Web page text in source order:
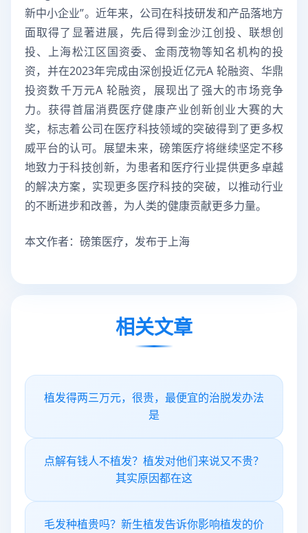
新中小企业”。近年来，公司在科技研发和产品落地方
面取得了显著进展，先后得到金沙江创投、联想创
投、上海松江区国资委、金雨茂物等知名机构的投
资，并在2023年完成由深创投近亿元A 轮融资、华鼎
投资数千万元A 轮融资，展现出了强大的市场竞争
力。获得首届消费医疗健康产业创新创业大赛的大
奖，标志着公司在医疗科技领域的突破得到了更多权
威平台的认可。展望未来，磅策医疗将继续坚定不移
地致力于科技创新，为患者和医疗行业提供更多卓越
的解决方案，实现更多医疗科技的突破，以推动行业
的不断进步和改善，为人类的健康贡献更多力量。
本文作者：磅策医疗，发布于上海
相关文章
植发得两三万元，很贵，最便宜的治脱发办法
是
点解有钱人不植发？植发对他们来说又不贵？
其实原因都在这
毛发种植贵吗？新生植发告诉你影响植发的价